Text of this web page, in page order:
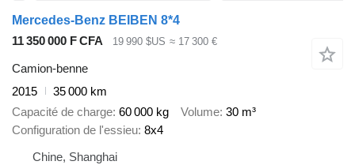
Mercedes-Benz BEIBEN 8*4
11 350 000 F CFA
19 990 $US ≈ 17 300 €
Camion-benne
2015
35 000 km
Capacité de charge 60 000 kg Volume 30 m³
Configuration de l'essieu 8x4
Chine, Shanghai